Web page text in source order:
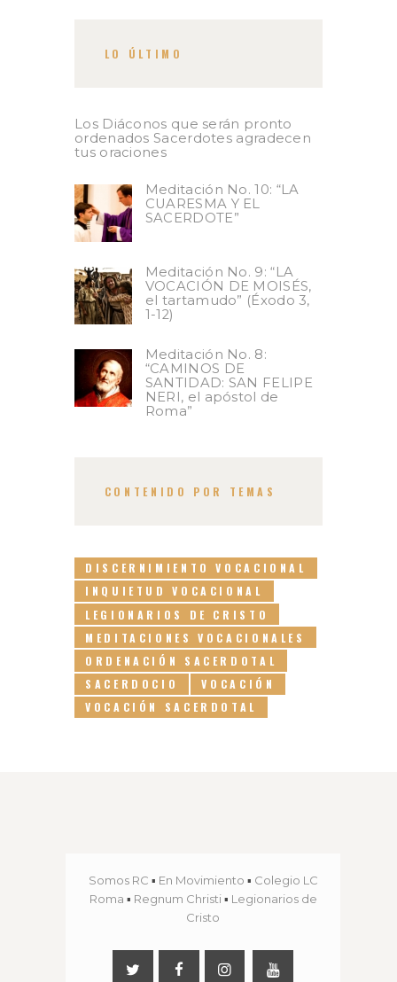
LO ÚLTIMO
Los Diáconos que serán pronto
ordenados Sacerdotes agradecen
tus oraciones
Meditación No. 10: “LA
CUARESMA Y EL
SACERDOTE”
Meditación No. 9: “LA
VOCACIÓN DE MOISÉS,
el tartamudo” (Éxodo 3,
1-12)
Meditación No. 8:
“CAMINOS DE
SANTIDAD: SAN FELIPE
NERI, el apóstol de
Roma”
CONTENIDO POR TEMAS
DISCERNIMIENTO VOCACIONAL
INQUIETUD VOCACIONAL
LEGIONARIOS DE CRISTO
MEDITACIONES VOCACIONALES
ORDENACIÓN SACERDOTAL
SACERDOCIO
VOCACIÓN
VOCACIÓN SACERDOTAL
Somos RC ▪ En Movimiento ▪ Colegio LC
Roma ▪ Regnum Christi▪ Legionarios de
Cristo